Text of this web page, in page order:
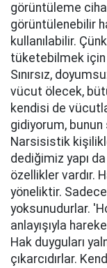
görüntüleme
görüntülenebilir
kullanılabilir.
tüketebilmek için
Sınırsız,
vücut ölecek,
kendisi de
gidiyorum,
Narsisistik
dediğimiz yapı
özellikler vardır.
yöneliktir.
yoksunudurlar.
anlayışıyla
Hak duyguları
çıkarcıdırlar.